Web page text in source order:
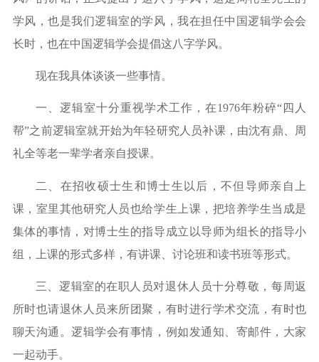
学风，也是我们逻辑室的学风，我在担任中国逻辑学会会
长时，也在中国逻辑学会提倡这八字学风。
现在我具体谈谈一些事情。
一、逻辑室十分重视学术工作，在1976年粉碎“ 四人
帮”之前逻辑室就开始为年轻研究人员补课，由沈有鼎、周
礼全等老一辈学者亲自授课。
二、在招收硕士生和博士生以后，不但导师亲自上
课，室里其他研究人员也给学生上课，把培养学生当成是
集体的事情，对博士生的指导成立以导师为组长的指导小
组，上课的形式多样，有讲课、讨论班和读书班等形式。
三、逻辑室的在职人员对退休人员十分尊敬，每周返
所时也请退休人员来所团聚，有时进行学术交流，有时也
聊天沟通。逻辑学会有事情，例如发通知、寄邮件，大家
一起动手。